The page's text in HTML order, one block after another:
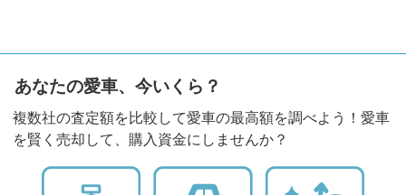
あなたの愛車、今いくら？
複数社の査定額を比較して愛車の最高額を調べよう！愛車
を賢く売却して、購入資金にしませんか？